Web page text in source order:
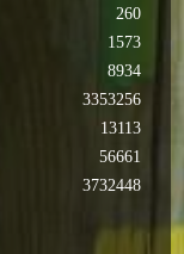
260
1573
8934
3353256
13113
56661
3732448